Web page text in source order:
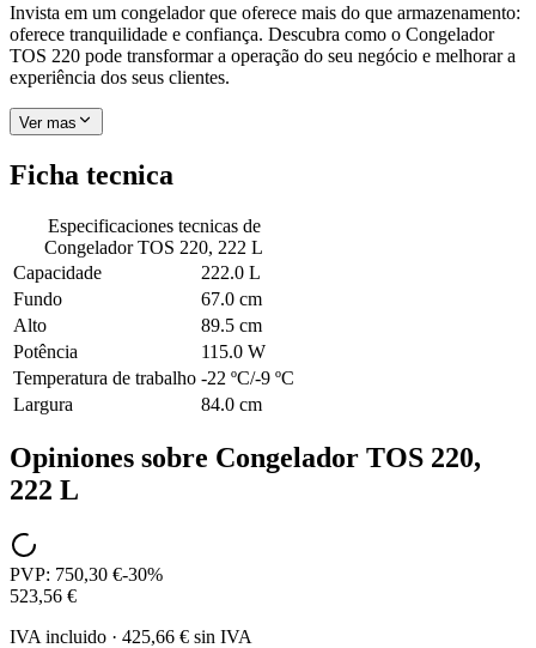
Invista em um congelador que oferece mais do que armazenamento:
oferece tranquilidade e confiança. Descubra como o Congelador
TOS 220 pode transformar a operação do seu negócio e melhorar a
experiência dos seus clientes.
Ver mas
Ficha tecnica
Especificaciones tecnicas de
Congelador TOS 220, 222 L
Capacidade
222.0 L
Fundo
67.0 cm
Alto
89.5 cm
Potência
115.0 W
Temperatura de trabalho -22 ºC/-9 ºC
Largura
84.0 cm
Opiniones sobre Congelador TOS 220,
222 L
PVP: 750,30 €-30%
523,56 €
IVA incluido · 425,66 € sin IVA